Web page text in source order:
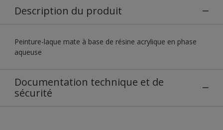
Description du produit
Peinture-laque mate à base de résine acrylique en phase
aqueuse
Documentation technique et de
sécurité